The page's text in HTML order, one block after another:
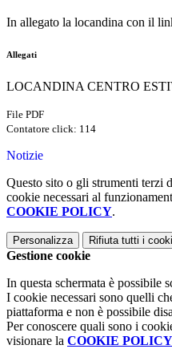
In allegato la locandina con il
Allegati
LOCANDINA CENTRO
File PDF
Contatore click: 114
Notizie
Questo sito o gli strumenti terzi
cookie necessari al
COOKIE POLICY.
Personalizza Rifiuta tutti i
Gestione cookie
In questa schermata è possibile
I cookie necessari sono quelli
piattaforma e non è possibile
Per conoscere quali sono i
visionare la COOKIE POLICY